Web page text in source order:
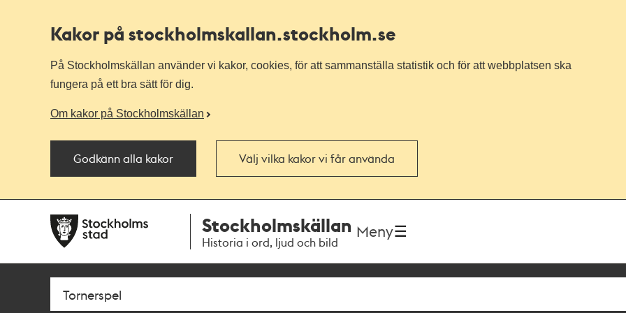
Kakor på stockholmskallan.stockholm.se
På Stockholmskällan använder vi kakor, cookies, för att sammanställa statistik och för att webbplatsen ska
fungera på ett bra sätt för dig.
Om kakor på Stockholmskällan
Godkänn alla kakor Välj vilka kakor vi får använda
navigationen
huvudinnehållet
Stockholmskällan
Historia i ord, ljud och bild
Meny
Sök